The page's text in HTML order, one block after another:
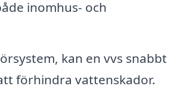
inomhus- och
kan en vvs snabbt
förhindra vattenskador.